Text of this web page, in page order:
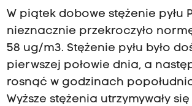
W piątek dobowe stężenie pyłu
nieznacznie przekroczyło
58 ug/m3. Stężenie pyłu było
pierwszej połowie dnia, a
rosnąć w godzinach
Wyższe stężenia utrzymywały